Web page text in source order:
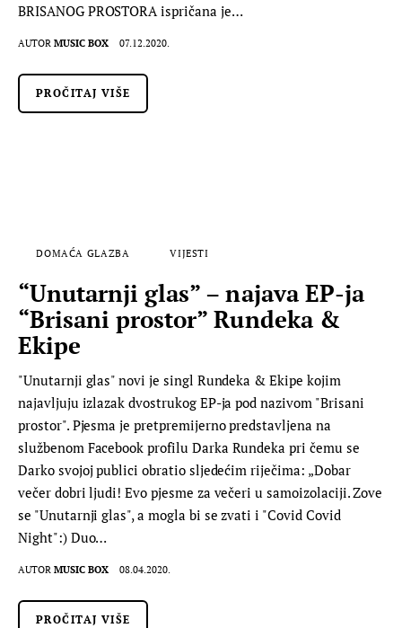
BRISANOG PROSTORA ispričana je…
AUTOR MUSIC BOX 07.12.2020.
PROČITAJ VIŠE
DOMAĆA GLAZBA VIJESTI
“Unutarnji glas” – najava EP-ja
“Brisani prostor” Rundeka &
Ekipe
"Unutarnji glas" novi je singl Rundeka & Ekipe kojim
najavljuju izlazak dvostrukog EP-ja pod nazivom "Brisani
prostor". Pjesma je pretpremijerno predstavljena na
službenom Facebook profilu Darka Rundeka pri čemu se
Darko svojoj publici obratio sljedećim riječima: „Dobar
večer dobri ljudi! Evo pjesme za večeri u samoizolaciji. Zove
se "Unutarnji glas", a mogla bi se zvati i "Covid Covid
Night":) Duo…
AUTOR MUSIC BOX 08.04.2020.
PROČITAJ VIŠE